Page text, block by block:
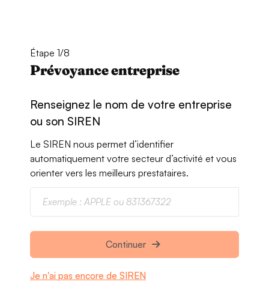
Étape 1/8
Prévoyance entreprise
Renseignez le nom de votre entreprise
ou son SIREN
Le SIREN nous permet d’identifier
automatiquement votre secteur d’activité et vous
orienter vers les meilleurs prestataires.
Continuer
Je n'ai pas encore de SIREN